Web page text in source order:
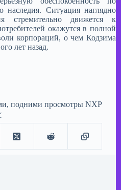
наследия. Ситуация наглядно
стремительно движется к
окажутся в полной
корпораций, о чем Кодзима
лет назад.
подними просмотры NXP